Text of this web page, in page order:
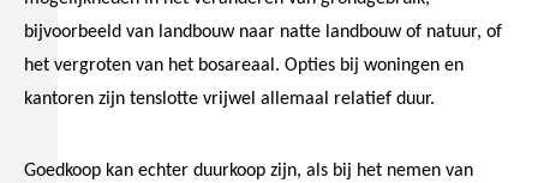
bijvoorbeeld van landbouw naar natte landbouw of natuur, of
het vergroten van het bosareaal. Opties bij woningen en
kantoren zijn tenslotte vrijwel allemaal relatief duur.
Goedkoop kan echter duurkoop zijn, als bij het nemen van